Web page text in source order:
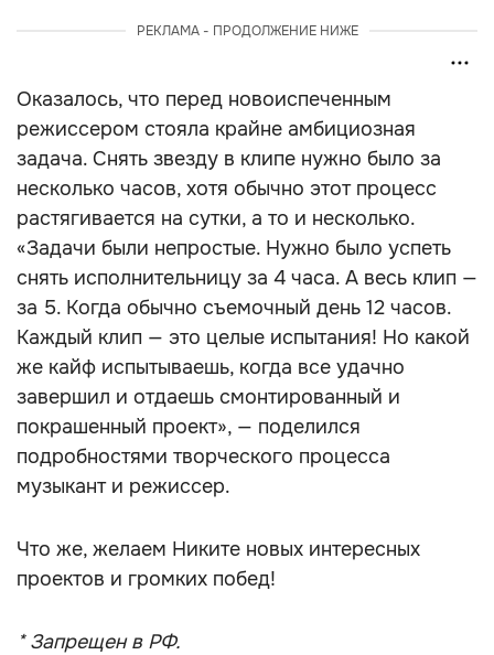
РЕКЛАМА - ПРОДОЛЖЕНИЕ НИЖЕ
Оказалось, что перед новоиспеченным
режиссером стояла крайне амбициозная
задача. Снять звезду в клипе нужно было за
несколько часов, хотя обычно этот процесс
растягивается на сутки, а то и несколько.
«Задачи были непростые. Нужно было успеть
снять исполнительницу за 4 часа. А весь клип —
за 5. Когда обычно съемочный день 12 часов.
Каждый клип — это целые испытания! Но какой
же кайф испытываешь, когда все удачно
завершил и отдаешь смонтированный и
покрашенный проект», — поделился
подробностями творческого процесса
музыкант и режиссер.
Что же, желаем Никите новых интересных
проектов и громких побед!
* Запрещен в РФ.